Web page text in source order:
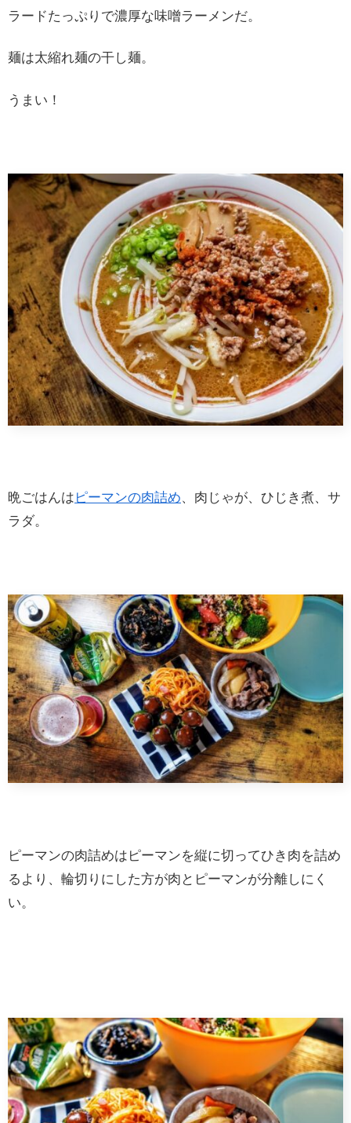
ラードたっぷりで濃厚な味噌ラーメンだ。
麺は太縮れ麺の干し麺。
うまい！
晩ごはんは ピーマンの肉詰め、肉じゃが、ひじき煮、サ
ラダ。
ピーマンの肉詰めはピーマンを縦に切ってひき肉を詰め
るより、輪切りにした方が肉とピーマンが分離しにく
い。